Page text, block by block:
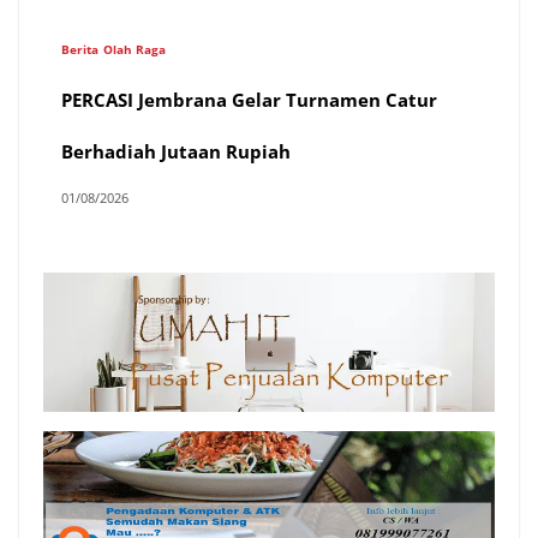
Berita Olah Raga
​PERCASI Jembrana Gelar Turnamen Catur
Berhadiah Jutaan Rupiah
01/08/2026